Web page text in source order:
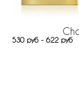
530 руб - 622 руб